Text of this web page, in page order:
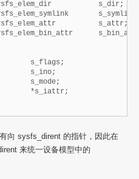
s_dir;
s_attr;
s_flags;
s_ino;
s_mode;
*s_iattr;
向 sysfs_dirent 的指针，因此在
来统一设备模型中的